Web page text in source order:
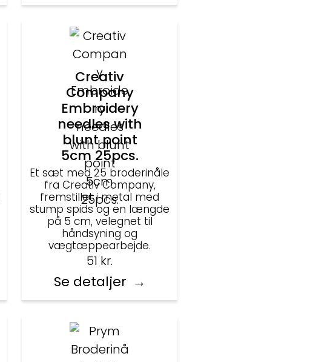
Creativ
Company
Embroidery
needles with
blunt point
5cm 25pcs.
Et sæt med 25 broderinåle
fra Creativ Company,
fremstillet i metal med
stump spids og en længde
på 5 cm, velegnet til
håndsyning og
vægtæppearbejde.
51 kr.
Se detaljer